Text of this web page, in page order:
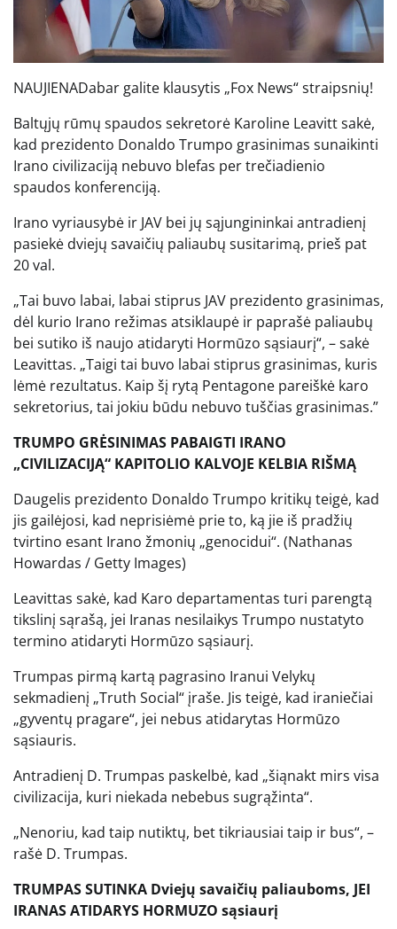
NAUJIENADabar galite klausytis „Fox News“ straipsnių!
Baltųjų rūmų spaudos sekretorė Karoline Leavitt sakė,
kad prezidento Donaldo Trumpo grasinimas sunaikinti
Irano civilizaciją nebuvo blefas per trečiadienio
spaudos konferenciją.
Irano vyriausybė ir JAV bei jų sąjungininkai antradienį
pasiekė dviejų savaičių paliaubų susitarimą, prieš pat
20 val.
„Tai buvo labai, labai stiprus JAV prezidento grasinimas,
dėl kurio Irano režimas atsiklaupė ir paprašė paliaubų
bei sutiko iš naujo atidaryti Hormūzo sąsiaurį“, – sakė
Leavittas. „Taigi tai buvo labai stiprus grasinimas, kuris
lėmė rezultatus. Kaip šį rytą Pentagone pareiškė karo
sekretorius, tai jokiu būdu nebuvo tuščias grasinimas.”
TRUMPO GRĖSINIMAS PABAIGTI IRANO
„CIVILIZACIJĄ“ KAPITOLIO KALVOJE KELBIA RIŠMĄ
Daugelis prezidento Donaldo Trumpo kritikų teigė, kad
jis gailėjosi, kad neprisiėmė prie to, ką jie iš pradžių
tvirtino esant Irano žmonių „genocidui“. (Nathanas
Howardas / Getty Images)
Leavittas sakė, kad Karo departamentas turi parengtą
tikslinį sąrašą, jei Iranas nesilaikys Trumpo nustatyto
termino atidaryti Hormūzo sąsiaurį.
Trumpas pirmą kartą pagrasino Iranui Velykų
sekmadienį „Truth Social“ įraše. Jis teigė, kad iraniečiai
„gyventų pragare“, jei nebus atidarytas Hormūzo
sąsiauris.
Antradienį D. Trumpas paskelbė, kad „šiąnakt mirs visa
civilizacija, kuri niekada nebebus sugrąžinta“.
„Nenoriu, kad taip nutiktų, bet tikriausiai taip ir bus“, –
rašė D. Trumpas.
TRUMPAS SUTINKA Dviejų savaičių paliauboms, JEI
IRANAS ATIDARYS HORMUZO sąsiaurį